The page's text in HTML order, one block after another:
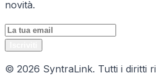
novità.
© 2026 SyntraLink. Tutti i diritti